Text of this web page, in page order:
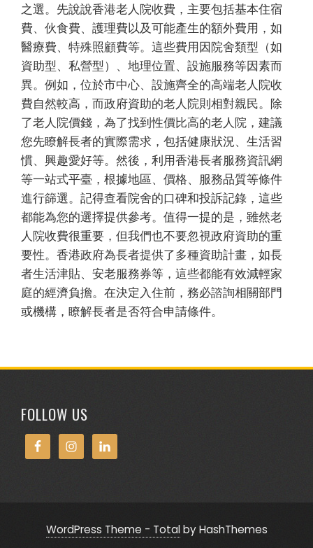
之選。先說說香港老人院收費，主要包括基本住宿
費、伙食費、護理費以及可能產生的額外費用，如
醫療費、特殊照顧費等。這些費用因院舍類型（如
資助型、私營型）、地理位置、設施服務等因素而
異。例如，位於市中心、設施齊全的高端老人院收
費自然較高，而政府資助的老人院則相對親民。除
了老人院價錢，為了找到性價比高的老人院，建議
您先瞭解長者的實際需求，包括健康狀況、生活習
慣、興趣愛好等。然後，利用香港長者服務資訊網
等一站式平臺，根據地區、價格、服務品質等條件
進行篩選。記得查看院舍的口碑和投訴記錄，這些
都能為您的選擇提供參考。值得一提的是，雖然老
人院收費很重要，但我們也不要忽視政府資助的重
要性。香港政府為長者提供了多種資助計畫，如長
者生活津貼、安老服務券等，這些都能有效減輕家
庭的經濟負擔。在決定入住前，務必諮詢相關部門
或機構，瞭解長者是否符合申請條件。
FOLLOW US
WordPress Theme - Totalby HashThemes